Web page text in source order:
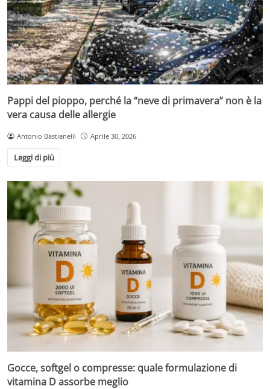
Pappi del pioppo, perché la “neve di primavera” non è la
vera causa delle allergie
Antonio Bastianelli Aprile 30, 2026
Leggi di più
Gocce, softgel o compresse: quale formulazione di
vitamina D assorbe meglio